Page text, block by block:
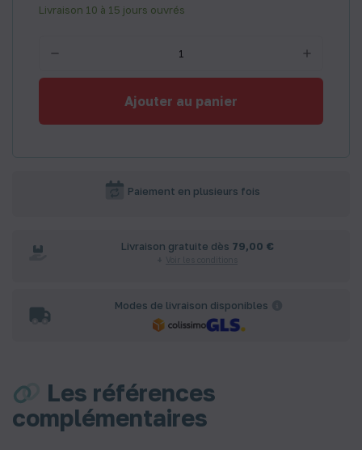
Livraison 10 à 15 jours ouvrés
Ajouter au panier
Paiement en plusieurs fois
Livraison gratuite dès 79,00 €
Modes de livraison disponibles
Les références
complémentaires